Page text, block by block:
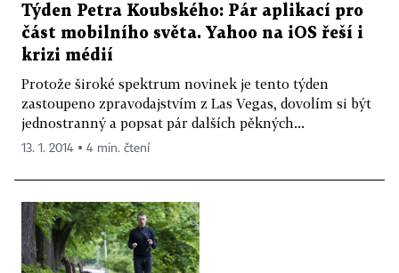
Týden Petra Koubského: Pár aplikací pro
část mobilního světa. Yahoo na iOS řeší i
krizi médií
Protože široké spektrum novinek je tento týden
zastoupeno zpravodajstvím z Las Vegas, dovolím si být
jednostranný a popsat pár dalších pěkných...
13. 1. 2014 ▪ 4 min. čtení